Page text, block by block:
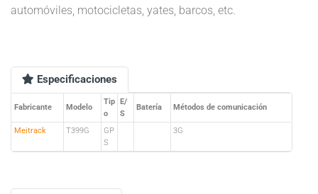
automóviles, motocicletas, yates, barcos, etc.
Especificaciones
Fabricante Modelo
Tip
o
E/
S
Batería Métodos de comunicación
Meitrack T399G
GP
S
3G